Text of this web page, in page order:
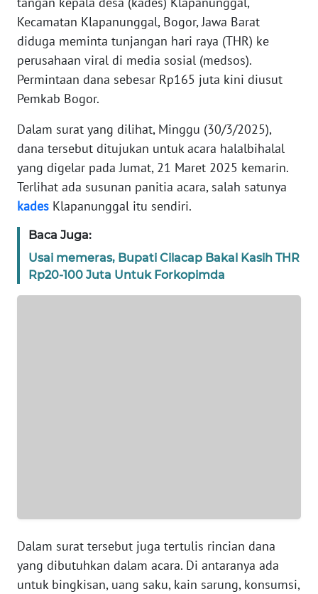
Kecamatan Klapanunggal, Bogor, Jawa Barat
diduga meminta tunjangan hari raya (THR) ke
perusahaan viral di media sosial (medsos).
Permintaan dana sebesar Rp165 juta kini diusut
Pemkab Bogor.
Dalam surat yang dilihat, Minggu (30/3/2025),
dana tersebut ditujukan untuk acara halalbihalal
yang digelar pada Jumat, 21 Maret 2025 kemarin.
Terlihat ada susunan panitia acara, salah satunya
kades Klapanunggal itu sendiri.
Baca Juga:
Usai memeras, Bupati Cilacap Bakal Kasih THR
Rp20-100 Juta Untuk Forkopimda
Dalam surat tersebut juga tertulis rincian dana
yang dibutuhkan dalam acara. Di antaranya ada
untuk bingkisan, uang saku, kain sarung, konsumsi,
KARIR
DISCLAIMER
News
WN
SUMUT
WN
WN
JABAR
WN
PAPUA
BARAT